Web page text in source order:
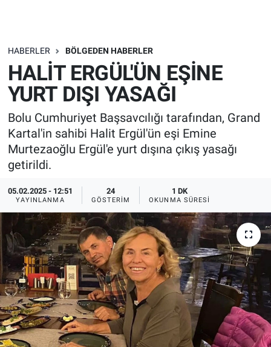
HABERLER BÖLGEDEN HABERLER
HALİT ERGÜL'ÜN EŞİNE
YURT DIŞI YASAĞI
Bolu Cumhuriyet Başsavcılığı tarafından, Grand
Kartal'in sahibi Halit Ergül'ün eşi Emine
Murtezaoğlu Ergül'e yurt dışına çıkış yasağı
getirildi.
05.02.2025 - 12:51
YAYINLANMA
24
GÖSTERIM
1 DK
OKUNMA SÜRESI